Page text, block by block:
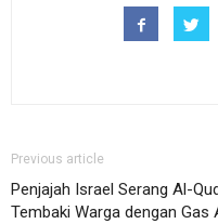
Previous article
Penjajah Israel Serang Al-
Tembaki Warga dengan Gas